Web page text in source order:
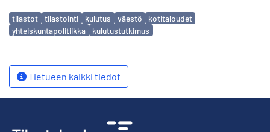
Avainsanat
tilastot tilastointi kulutus väestö
kotitaloudet
yhteiskuntapolitiikka
kulutustutkimus
Tietueen kaikki tiedot